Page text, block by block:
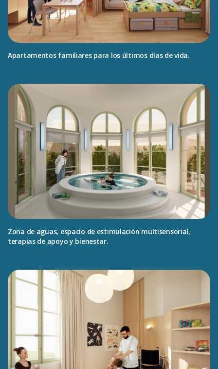
Apartamentos familiares para los últimos días de vida.
Zona de aguas, espacio de estimulación multisensorial,
terapias de apoyo y bienestar.